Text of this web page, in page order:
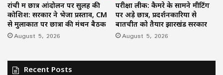
रांची में छात्र आंदोलन पर सुलह की
कोशिश: सरकार ने भेजा प्रस्ताव, CM
से मुलाकात पर छात्रों की मंथन बैठक
August 5, 2026
परीक्षा लीक: कैमरे के सामने मीटिंग
पर अड़े छात्र, प्रदर्शनकारियों से
बातचीत को तैयार झारखंड सरकार
August 5, 2026
Recent Posts